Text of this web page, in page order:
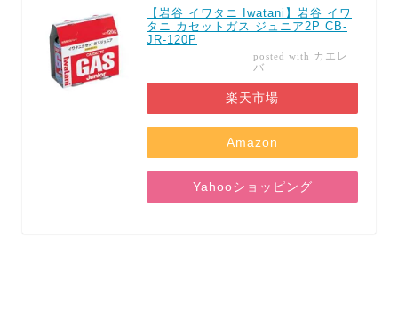
【岩谷 イワタニ Iwatani】岩谷 イワ
タニ カセットガス ジュニア2P CB-
JR-120P
posted with カエレ
バ
楽天市場
Amazon
Yahooショッピング